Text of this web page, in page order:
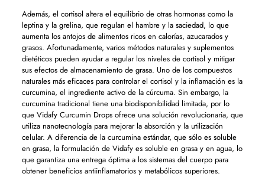
Además, el cortisol altera el equilibrio de otras hormonas como la
leptina y la grelina, que regulan el hambre y la saciedad, lo que
aumenta los antojos de alimentos ricos en calorías, azucarados y
grasos. Afortunadamente, varios métodos naturales y suplementos
dietéticos pueden ayudar a regular los niveles de cortisol y mitigar
sus efectos de almacenamiento de grasa. Uno de los compuestos
naturales más eficaces para controlar el cortisol y la inflamación es la
curcumina, el ingrediente activo de la cúrcuma. Sin embargo, la
curcumina tradicional tiene una biodisponibilidad limitada, por lo
que Vidafy Curcumin Drops ofrece una solución revolucionaria, que
utiliza nanotecnología para mejorar la absorción y la utilización
celular. A diferencia de la curcumina estándar, que sólo es soluble
en grasa, la formulación de Vidafy es soluble en grasa y en agua, lo
que garantiza una entrega óptima a los sistemas del cuerpo para
obtener beneficios antiinflamatorios y metabólicos superiores.